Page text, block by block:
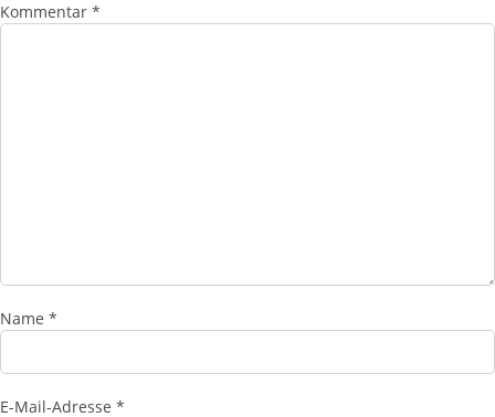
Kommentar *
Name *
E-Mail-Adresse *